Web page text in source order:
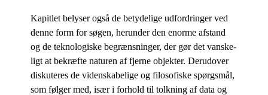
Ka­pit­let be­ly­ser også de be­ty­de­li­ge ud­for­drin­ger ved
den­ne form for sø­gen, her­un­der den enor­me af­stand
og de tek­no­lo­gi­ske be­græns­nin­ger, der gør det van­ske­
ligt at be­kræf­te na­tu­ren af fjer­ne ob­jek­ter. Der­u­d­over
dis­ku­te­res de vi­den­ska­be­li­ge og fi­lo­so­fi­ske spørgs­mål,
som føl­ger med, især i for­hold til tolk­ning af data og